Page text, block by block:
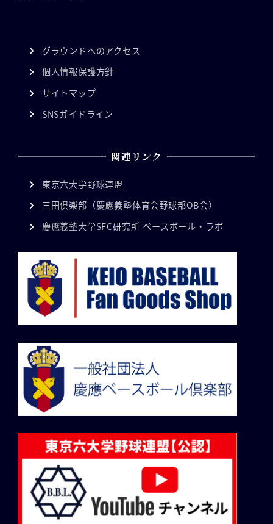
グラウンドへのアクセス
個人情報保護方針
サイトマップ
SNSガイドライン
関連リンク
東京六大学野球連盟
三田倶楽部（慶應義塾体育会野球部OB会）
慶應義塾大学SFC研究所 ベースボール・ラボ